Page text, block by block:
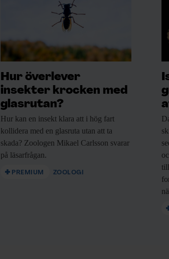
&
Nyhetsbrev •
Hur överlever
insekter krocken med
glasrutan?
Hur kan en insekt klara att i hög fart
kollidera med en glasruta utan att ta
skada? Zoologen Mikael Carlsson svarar
på läsarfrågan.
PREMIUM ZOOLOGI